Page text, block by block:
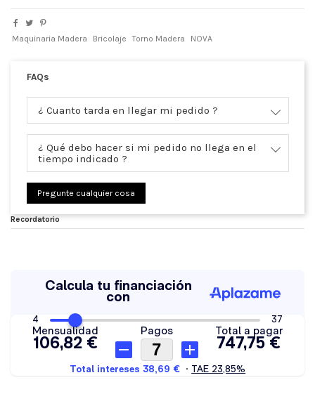
Maquinaria Madera Bricolaje Torno Madera NOVA
FAQs
¿ Cuanto tarda en llegar mi pedido ?
¿ Qué debo hacer si mi pedido no llega en el
tiempo indicado ?
Pregunte cualquier cosa
Recordatorio